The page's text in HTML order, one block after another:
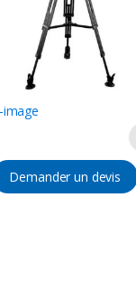
image
Demander un devis